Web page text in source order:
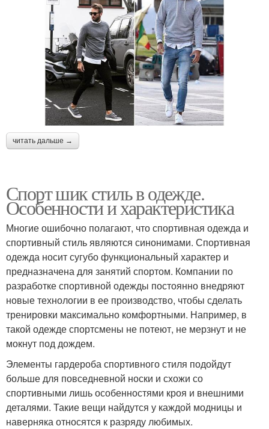
читать дальше →
Спорт шик стиль в одежде.
Особенности и характеристика
Многие ошибочно полагают, что спортивная одежда и
спортивный стиль являются синонимами. Спортивная
одежда носит сугубо функциональный характер и
предназначена для занятий спортом. Компании по
разработке спортивной одежды постоянно внедряют
новые технологии в ее производство, чтобы сделать
тренировки максимально комфортными. Например, в
такой одежде спортсмены не потеют, не мерзнут и не
мокнут под дождем.
Элементы гардероба спортивного стиля подойдут
больше для повседневной носки и схожи со
спортивными лишь особенностями кроя и внешними
деталями. Такие вещи найдутся у каждой модницы и
наверняка относятся к разряду любимых.